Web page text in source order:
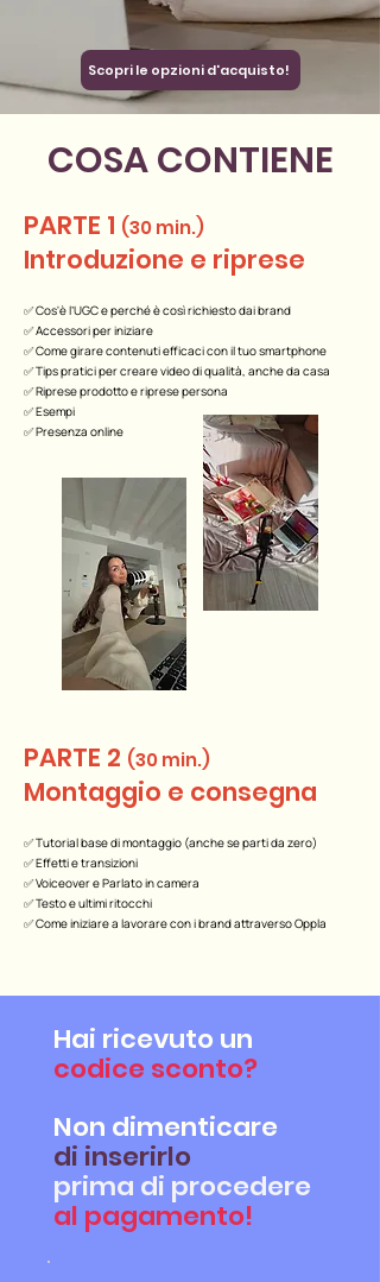
Scopri le opzioni d'acquisto!
COSA CONTIENE
PARTE 1 (30 min.)
Introduzione e riprese
✅ Cos'è l’UGC e perché è così richiesto dai brand
✅ Accessori per iniziare
✅ Come girare contenuti efficaci con il tuo smartphone
✅ Tips pratici per creare video di qualità, anche da casa
✅ Riprese prodotto e riprese persona
✅ Esempi
✅ Presenza online
PARTE 2 (30 min.)
Montaggio e consegna
✅ Tutorial base di montaggio (anche se parti da zero)
✅ Effetti e transizioni
✅ Voiceover e Parlato in camera
✅ Testo e ultimi ritocchi
✅ Come iniziare a lavorare con i brand attraverso Oppla
Hai ricevuto un
codice sconto?
Non dimenticare
di inserirlo
prima di procedere
al pagamento!